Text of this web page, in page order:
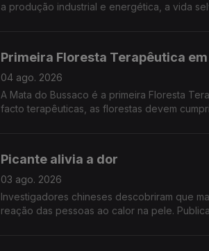
a produção industrial e energética, a vida
Primeira Floresta Terapêutica
04 ago. 2026
A Mata do Bussaco é a primeira Floresta
facto terapêuticas, as florestas devem
Picante alivia a dor
03 ago. 2026
Investigadores chineses descobriram que
reação das pessoas ao calor na pele.